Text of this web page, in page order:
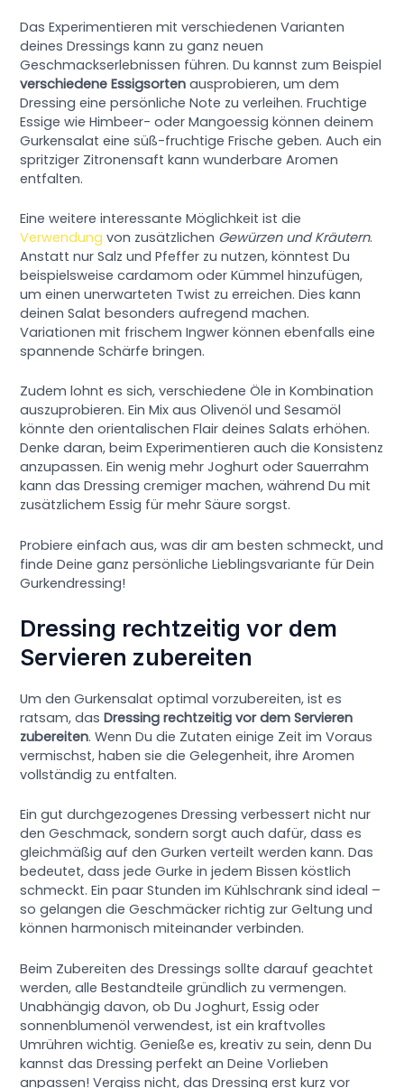
Das Experimentieren mit verschiedenen Varianten
deines Dressings kann zu ganz neuen
Geschmackserlebnissen führen. Du kannst zum Beispiel
verschiedene Essigsorten ausprobieren, um dem
Dressing eine persönliche Note zu verleihen. Fruchtige
Essige wie Himbeer- oder Mangoessig können deinem
Gurkensalat eine süß-fruchtige Frische geben. Auch ein
spritziger Zitronensaft kann wunderbare Aromen
entfalten.
Eine weitere interessante Möglichkeit ist die
Verwendung von zusätzlichen Gewürzen und Kräutern.
Anstatt nur Salz und Pfeffer zu nutzen, könntest Du
beispielsweise cardamom oder Kümmel hinzufügen,
um einen unerwarteten Twist zu erreichen. Dies kann
deinen Salat besonders aufregend machen.
Variationen mit frischem Ingwer können ebenfalls eine
spannende Schärfe bringen.
Zudem lohnt es sich, verschiedene Öle in Kombination
auszuprobieren. Ein Mix aus Olivenöl und Sesamöl
könnte den orientalischen Flair deines Salats erhöhen.
Denke daran, beim Experimentieren auch die Konsistenz
anzupassen. Ein wenig mehr Joghurt oder Sauerrahm
kann das Dressing cremiger machen, während Du mit
zusätzlichem Essig für mehr Säure sorgst.
Probiere einfach aus, was dir am besten schmeckt, und
finde Deine ganz persönliche Lieblingsvariante für Dein
Gurkendressing!
Dressing rechtzeitig vor dem
Servieren zubereiten
Um den Gurkensalat optimal vorzubereiten, ist es
ratsam, dasDressing rechtzeitig vor dem Servieren
zubereiten. Wenn Du die Zutaten einige Zeit im Voraus
vermischst, haben sie die Gelegenheit, ihre Aromen
vollständig zu entfalten.
Ein gut durchgezogenes Dressing verbessert nicht nur
den Geschmack, sondern sorgt auch dafür, dass es
gleichmäßig auf den Gurken verteilt werden kann. Das
bedeutet, dass jede Gurke in jedem Bissen köstlich
schmeckt. Ein paar Stunden im Kühlschrank sind ideal –
so gelangen die Geschmäcker richtig zur Geltung und
können harmonisch miteinander verbinden.
Beim Zubereiten des Dressings sollte darauf geachtet
werden, alle Bestandteile gründlich zu vermengen.
Unabhängig davon, ob Du Joghurt, Essig oder
sonnenblumenöl verwendest, ist ein kraftvolles
Umrühren wichtig. Genieße es, kreativ zu sein, denn Du
kannst das Dressing perfekt an Deine Vorlieben
anpassen! Vergiss nicht, das Dressing erst kurz vor